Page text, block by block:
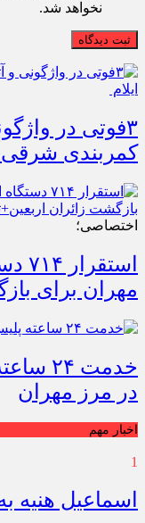
نخواهد شد.
ثبت دیدگاه
کمربندی شرقی
اختصاصی؛
مهران برای
خدمت
در مرز مهران
اخبار مهم
1
اسماعیل هنیه